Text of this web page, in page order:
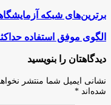
برترین‌های
شبکه
آزمایشگاهی
فناوری‌های
راهبردی
معرفی
شدند
برترین‌های شبکه
الگوی
استفاده
از
ظرفیت‌های
الگوی موفق استفاده
دیدگاهتان را بنویسید
نشانی ایمیل شما منتشر
شده‌اند *